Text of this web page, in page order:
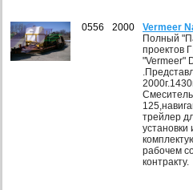
0556 2000
Vermeer
Полный
проектов
"Vermeer"
трейлер
установки
рабочем
контракту.